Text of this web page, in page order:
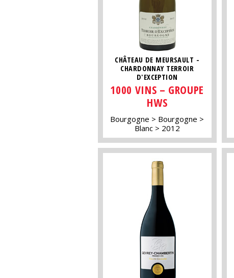
CHÂTEAU DE MEURSAULT -
CHARDONNAY TERROIR
D'EXCEPTION
1000 VINS – GROUPE
HWS
Bourgogne
Bourgogne
Blanc
2012